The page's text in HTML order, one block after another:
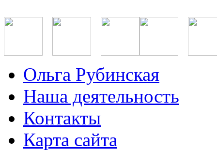
Ольга Рубинская
Наша деятельность
Контакты
Карта сайта